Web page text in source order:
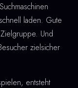
laden. Gute
Und
zielsicher
entsteht